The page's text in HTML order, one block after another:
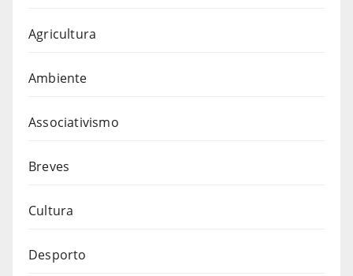
Agricultura
Ambiente
Associativismo
Breves
Cultura
Desporto